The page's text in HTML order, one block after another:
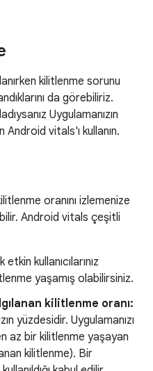
kilitlenme sorunu
da görebiliriz.
Uygulamanızın
Android vitals'ı kullanın.
oranını izlemenize
Android vitals çeşitli
etkin kullanıcılarınız
yaşamış olabilirsiniz.
kilitlenme oranı:
yüzdesidir. Uygulamanızı
az bir kilitlenme yaşayan
kilitlenme). Bir